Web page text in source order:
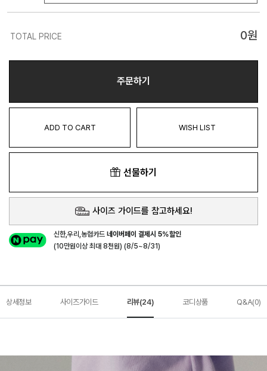
TOTAL PRICE 0원
주문하기
ADD TO CART WISH LIST
선물하기
사이즈 가이드를 참고하세요!
신한,우리,농협카드네이버페이 결제시 5%할인
(10만원이상 최대 8천원) (8/5~8/31)
상세정보 사이즈가이드 리뷰(24) 코디상품 Q&A(0)